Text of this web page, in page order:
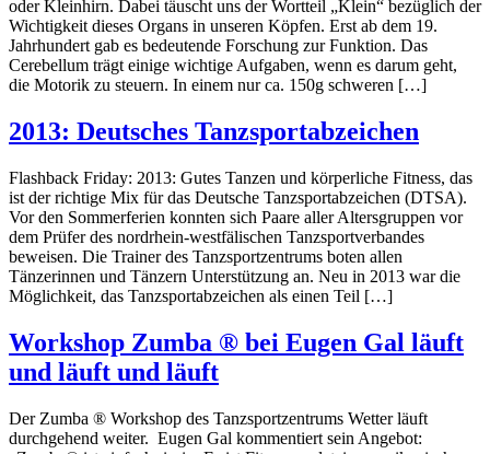
oder Kleinhirn. Dabei täuscht uns der Wortteil „Klein“ bezüglich der
Wichtigkeit dieses Organs in unseren Köpfen. Erst ab dem 19.
Jahrhundert gab es bedeutende Forschung zur Funktion. Das
Cerebellum trägt einige wichtige Aufgaben, wenn es darum geht,
die Motorik zu steuern. In einem nur ca. 150g schweren […]
2013: Deutsches Tanzsportabzeichen
Flashback Friday: 2013: Gutes Tanzen und körperliche Fitness, das
ist der richtige Mix für das Deutsche Tanzsportabzeichen (DTSA).
Vor den Sommerferien konnten sich Paare aller Altersgruppen vor
dem Prüfer des nordrhein-westfälischen Tanzsportverbandes
beweisen. Die Trainer des Tanzsportzentrums boten allen
Tänzerinnen und Tänzern Unterstützung an. Neu in 2013 war die
Möglichkeit, das Tanzsportabzeichen als einen Teil […]
Workshop Zumba ® bei Eugen Gal läuft
und läuft und läuft
Der Zumba ® Workshop des Tanzsportzentrums Wetter läuft
durchgehend weiter. Eugen Gal kommentiert sein Angebot: